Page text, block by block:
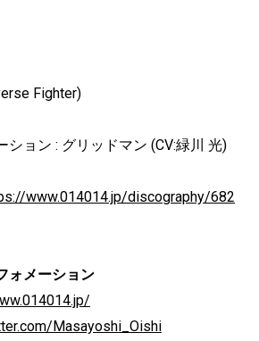
Fighter)
ション : グリッドマン (CV:緑川 光)
www.014014.jp/discography/682
ォメーション
Masayoshi_Oishi